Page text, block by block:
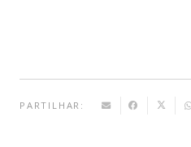
PARTILHAR: